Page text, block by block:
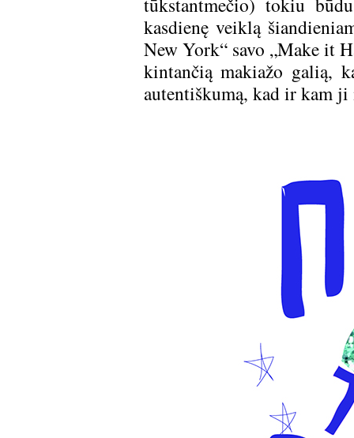
kasdienę veiklą
New York“ savo „Make it
kintančią makiažo galią,
autentiškumą, kad ir kam